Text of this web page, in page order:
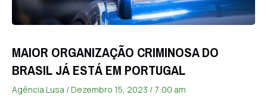
MAIOR ORGANIZAÇÃO CRIMINOSA DO
BRASIL JÁ ESTÁ EM PORTUGAL
Agência Lusa Dezembro 15, 2023 7:00 am